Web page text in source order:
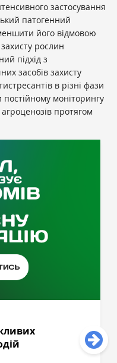
застосування
патогенний
його відмовою
захисту рослин
підхід з
засобів захисту
в різні фази
моніторингу
протягом